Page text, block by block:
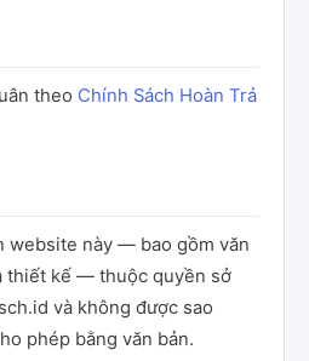
theo Chính Sách Hoàn Trả
website này — bao gồm văn
thiết kế — thuộc quyền sở
và không được sao
phép bằng văn bản.